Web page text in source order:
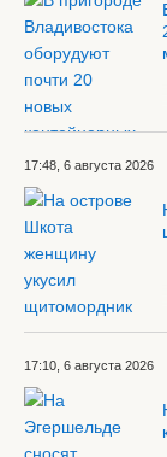
17:48, 6 августа 2026
17:10, 6 августа 2026